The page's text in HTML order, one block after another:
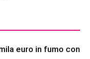
euro in fumo con